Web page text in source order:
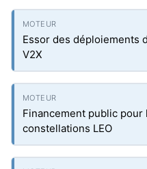
Essor des déploiements
V2X
Financement public pour
constellations LEO